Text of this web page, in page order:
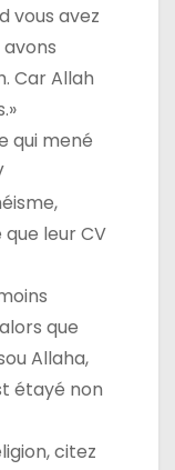
vous avez
Car Allah
qui mené
leur CV
que
Allaha,
étayé non
citez